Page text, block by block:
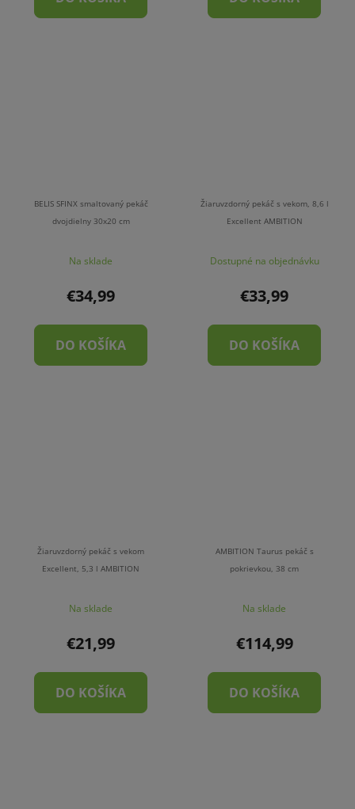
BELIS SFINX smaltovaný pekáč
dvojdielny 30x20 cm
Na sklade
€34,99
DO KOŠÍKA
Žiaruvzdorný pekáč s vekom, 8,6 l
Excellent AMBITION
Dostupné na objednávku
€33,99
DO KOŠÍKA
Žiaruvzdorný pekáč s vekom
Excellent, 5,3 l AMBITION
Na sklade
€21,99
DO KOŠÍKA
AMBITION Taurus pekáč s
pokrievkou, 38 cm
Na sklade
€114,99
DO KOŠÍKA